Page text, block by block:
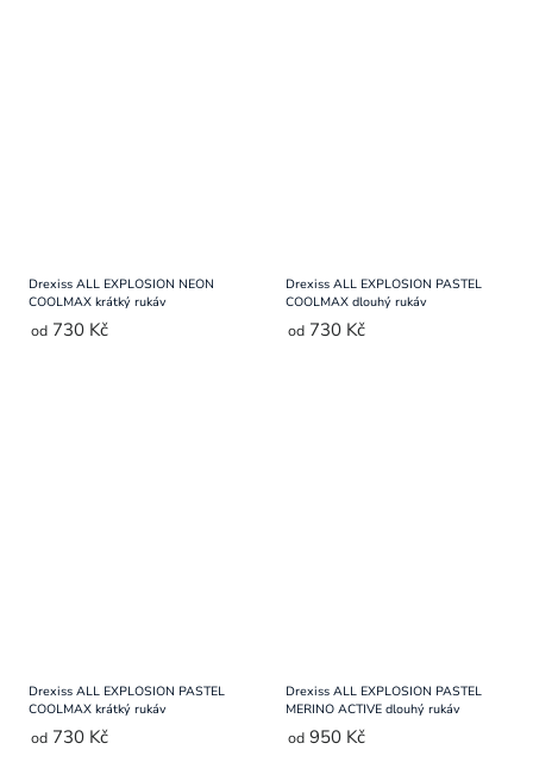
Drexiss ALL EXPLOSION NEON
COOLMAX krátký rukáv
od 730 Kč
Drexiss ALL EXPLOSION PASTEL
COOLMAX dlouhý rukáv
od 730 Kč
Drexiss ALL EXPLOSION PASTEL
COOLMAX krátký rukáv
od 730 Kč
Drexiss ALL EXPLOSION PASTEL
MERINO ACTIVE dlouhý rukáv
od 950 Kč